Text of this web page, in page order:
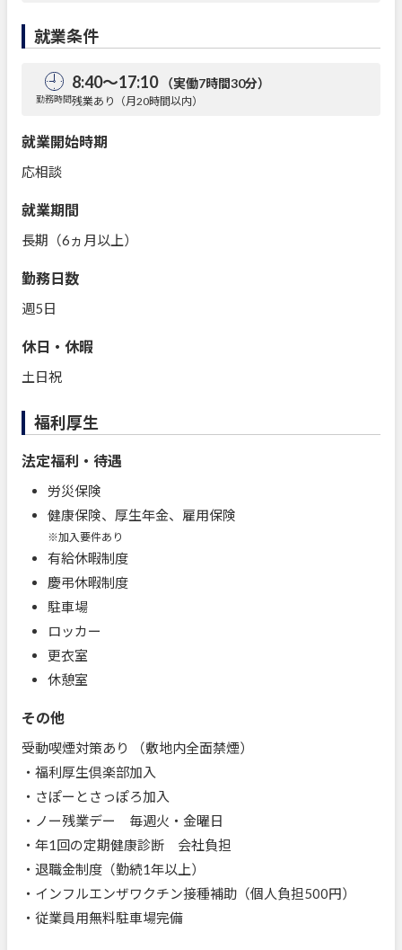
就業条件
勤務時間
8:40～17:10 （実働7時間30分）
残業あり（月20時間以内）
就業開始時期
応相談
就業期間
長期（6ヵ月以上）
勤務日数
週5日
休日・休暇
土日祝
福利厚生
法定福利・待遇
労災保険
健康保険、厚生年金、雇用保険
※加入要件あり
有給休暇制度
慶弔休暇制度
駐車場
ロッカー
更衣室
休憩室
その他
受動喫煙対策あり （敷地内全面禁煙）
・福利厚生倶楽部加入
・さぽーとさっぽろ加入
・ノー残業デー 毎週火・金曜日
・年1回の定期健康診断 会社負担
・退職金制度（勤続1年以上）
・インフルエンザワクチン接種補助（個人負担500円）
・従業員用無料駐車場完備